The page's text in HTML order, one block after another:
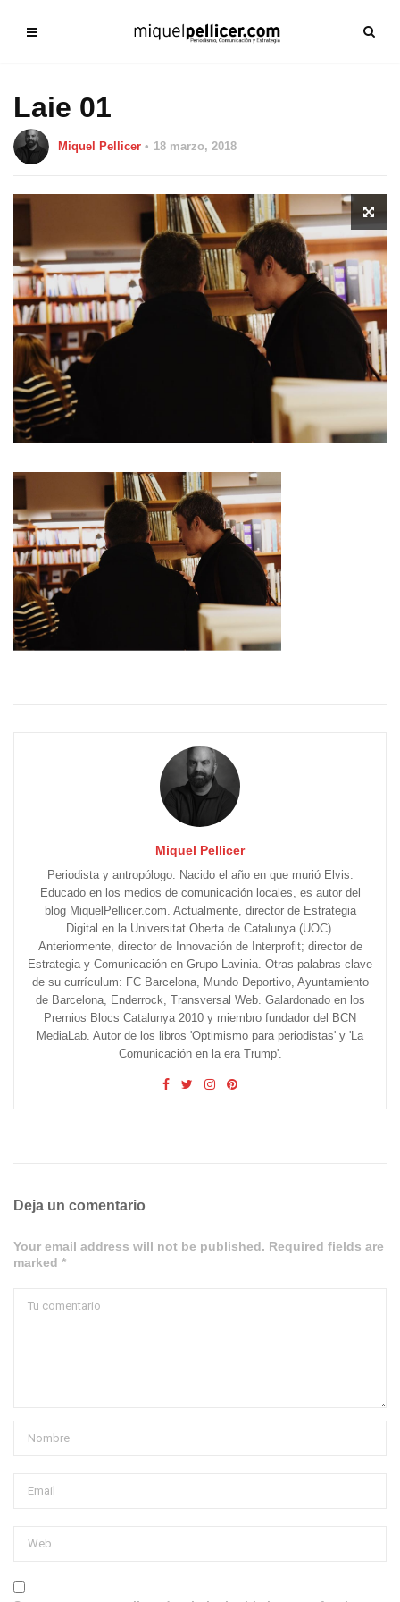
Laie 01
Miquel Pellicer 18 marzo, 2018
Miquel Pellicer
Periodista y antropólogo. Nacido el año en que murió Elvis.
Educado en los medios de comunicación locales, es autor del
blog MiquelPellicer.com. Actualmente, director de Estrategia
Digital en la Universitat Oberta de Catalunya (UOC).
Anteriormente, director de Innovación de Interprofit; director de
Estrategia y Comunicación en Grupo Lavinia. Otras palabras clave
de su currículum: FC Barcelona, Mundo Deportivo, Ayuntamiento
de Barcelona, Enderrock, Transversal Web. Galardonado en los
Premios Blocs Catalunya 2010 y miembro fundador del BCN
MediaLab. Autor de los libros 'Optimismo para periodistas' y 'La
Comunicación en la era Trump'.
Deja un comentario
Your email address will not be published. Required fields are
marked *